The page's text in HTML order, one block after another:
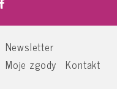
Newsletter
Moje zgody Kontakt